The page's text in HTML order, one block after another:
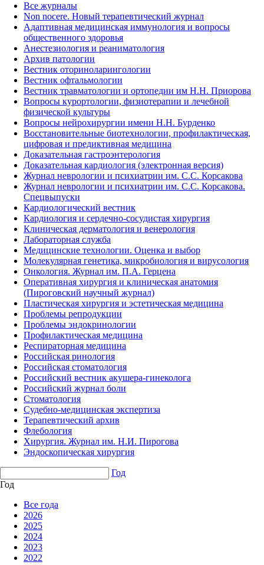
Все журналы
Non nocere. Новый терапевтический журнал
Адаптивная медицинская иммунология и вопросы
общественного здоровья
Анестезиология и реаниматология
Архив патологии
Вестник оториноларингологии
Вестник офтальмологии
Вестник травматологии и ортопедии им Н.Н. Приорова
Вопросы курортологии, физиотерапии и лечебной
физической культуры
Вопросы нейрохирургии имени Н.Н. Бурденко
Восстановительные биотехнологии, профилактическая,
цифровая и предиктивная медицина
Доказательная гастроэнтерология
Доказательная кардиология (электронная версия)
Журнал неврологии и психиатрии им. С.С. Корсакова
Журнал неврологии и психиатрии им. С.С. Корсакова.
Спецвыпуски
Кардиологический вестник
Кардиология и сердечно-сосудистая хирургия
Клиническая дерматология и венерология
Лабораторная служба
Медицинские технологии. Оценка и выбор
Молекулярная генетика, микробиология и вирусология
Онкология. Журнал им. П.А. Герцена
Оперативная хирургия и клиническая анатомия
(Пироговский научный журнал)
Пластическая хирургия и эстетическая медицина
Проблемы репродукции
Проблемы эндокринологии
Профилактическая медицина
Респираторная медицина
Российская ринология
Российская стоматология
Российский вестник акушера-гинеколога
Российский журнал боли
Стоматология
Судебно-медицинская экспертиза
Терапевтический архив
Флебология
Хирургия. Журнал им. Н.И. Пирогова
Эндоскопическая хирургия
Год
Год
Все года
2026
2025
2024
2023
2022